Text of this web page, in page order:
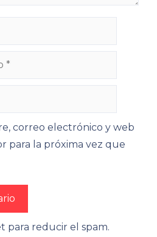
correo electrónico y web
para la próxima vez que
para reducir el spam.